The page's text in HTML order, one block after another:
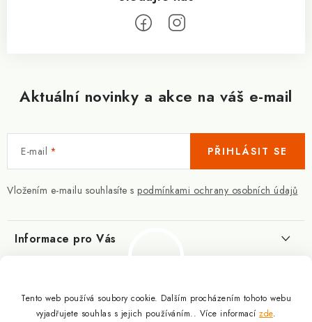
Tento web používá soubory cookie. Dalším procházením tohoto webu
vyjadřujete souhlas s jejich používáním.. Více informacízde.
Aktuální novinky a akce na váš e-mail
E-mail
Vložením e-mailu souhlasíte s podmínkami ochrany osobních údajů
PŘIHLÁSIT SE
Informace pro Vás
Slovník pojmů
Obchodní podmínky
Berberin - co je zač?
10.3.2025
Facebook